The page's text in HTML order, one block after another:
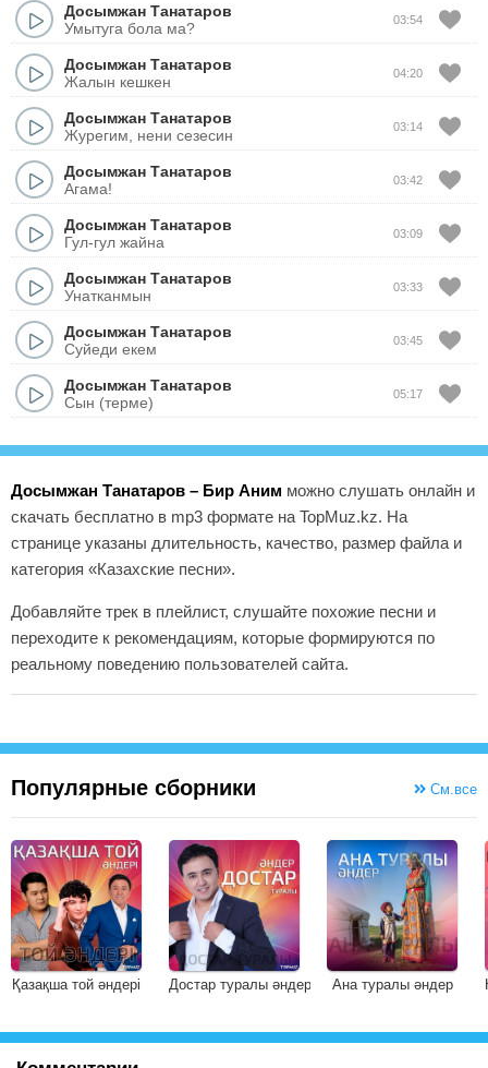
Досымжан Танатаров
Умытуга бола ма?
03:54
Досымжан Танатаров
Жалын кешкен
04:20
Досымжан Танатаров
Журегим, нени сезесин
03:14
Досымжан Танатаров
Агама!
03:42
Досымжан Танатаров
Гул-гул жайна
03:09
Досымжан Танатаров
Унатканмын
03:33
Досымжан Танатаров
Суйеди екем
03:45
Досымжан Танатаров
Сын (терме)
05:17
Досымжан Танатаров – Бир Аним можно слушать онлайн и
скачать бесплатно в mp3 формате на TopMuz.kz. На
странице указаны длительность, качество, размер файла и
категория «Казахские песни».
Добавляйте трек в плейлист, слушайте похожие песни и
переходите к рекомендациям, которые формируются по
реальному поведению пользователей сайта.
Популярные сборники См.все
Қазақша той әндері Достар туралы әндер Ана туралы әндер